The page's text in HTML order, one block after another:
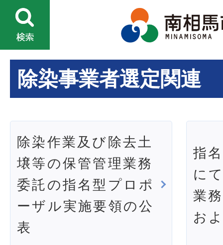
除染事業者選定関連
除染作業及び除去土
壌等の保管管理業務
委託の指名型プロポ
ーザル実施要領の公
表
指
に
業
お